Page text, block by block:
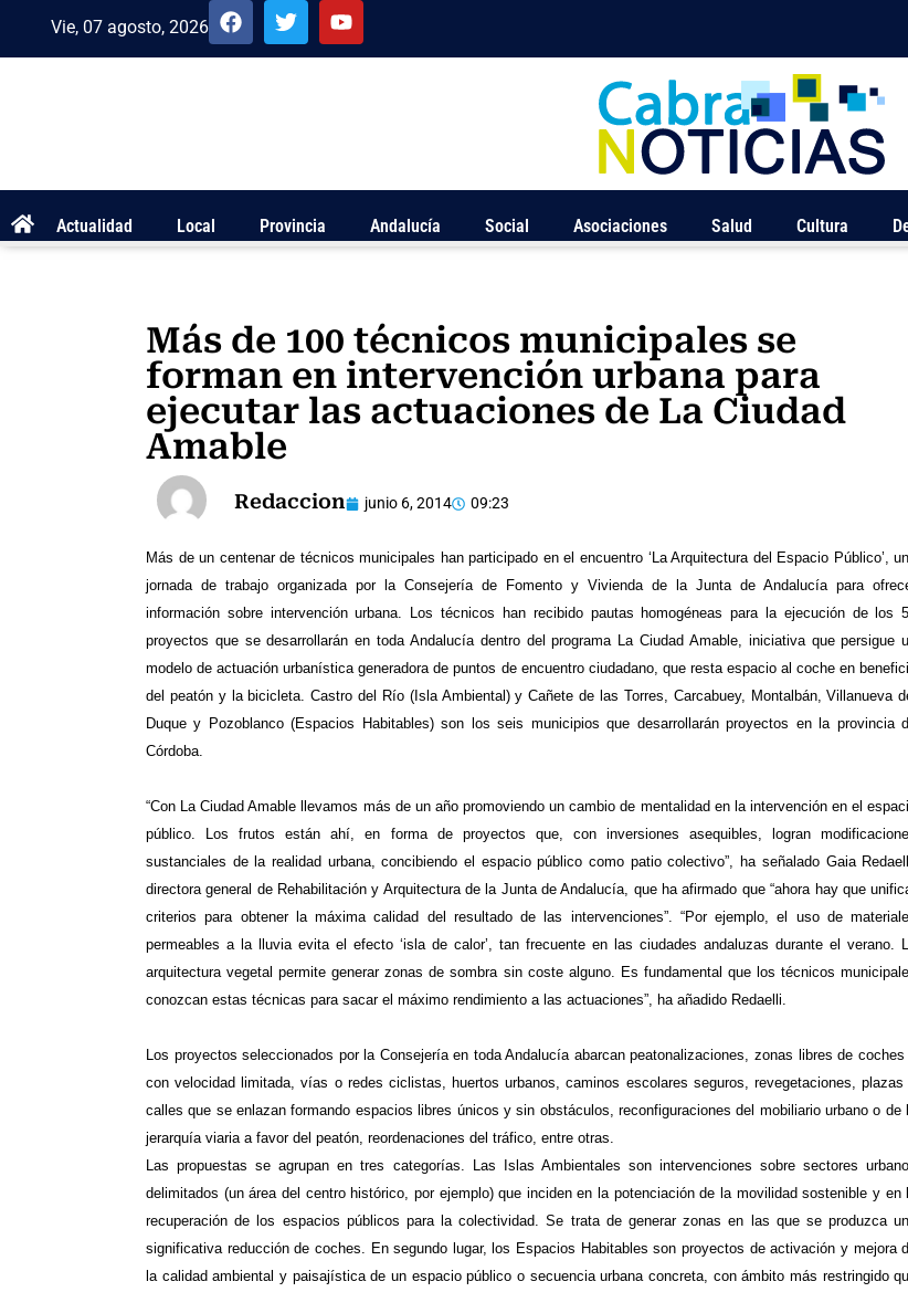
Vie, 07 agosto, 2026
Actualidad Local Provincia Andalucía Social Asociaciones Salud Cultura
Más de 100 técnicos municipales se
forman en intervención urbana para
ejecutar las actuaciones de La Ciudad
Amable
Redaccion junio 6, 2014 09:23
Más de un centenar de técnicos municipales han participado en el encuentro ‘La Arquitectura del Espacio Público’,
jornada de trabajo organizada por la Consejería de Fomento y Vivienda de la Junta de Andalucía para
información sobre intervención urbana. Los técnicos han recibido pautas homogéneas para la ejecución de los
proyectos que se desarrollarán en toda Andalucía dentro del programa La Ciudad Amable, iniciativa que persigue
modelo de actuación urbanística generadora de puntos de encuentro ciudadano, que resta espacio al coche en
del peatón y la bicicleta. Castro del Río (Isla Ambiental) y Cañete de las Torres, Carcabuey, Montalbán, Villanueva
Duque y Pozoblanco (Espacios Habitables) son los seis municipios que desarrollarán proyectos en la provincia
Córdoba.
“Con La Ciudad Amable llevamos más de un año promoviendo un cambio de mentalidad en la intervención en el
público. Los frutos están ahí, en forma de proyectos que, con inversiones asequibles, logran
sustanciales de la realidad urbana, concibiendo el espacio público como patio colectivo”, ha señalado Gaia
directora general de Rehabilitación y Arquitectura de la Junta de Andalucía, que ha afirmado que “ahora hay que
criterios para obtener la máxima calidad del resultado de las intervenciones”. “Por ejemplo, el uso de
permeables a la lluvia evita el efecto ‘isla de calor’, tan frecuente en las ciudades andaluzas durante el verano.
arquitectura vegetal permite generar zonas de sombra sin coste alguno. Es fundamental que los técnicos
conozcan estas técnicas para sacar el máximo rendimiento a las actuaciones”, ha añadido Redaelli.
Los proyectos seleccionados por la Consejería en toda Andalucía abarcan peatonalizaciones, zonas libres de coches
con velocidad limitada, vías o redes ciclistas, huertos urbanos, caminos escolares seguros, revegetaciones, plazas
calles que se enlazan formando espacios libres únicos y sin obstáculos, reconfiguraciones del mobiliario urbano o de
jerarquía viaria a favor del peatón, reordenaciones del tráfico, entre otras.
Las propuestas se agrupan en tres categorías. Las Islas Ambientales son intervenciones sobre sectores
delimitados (un área del centro histórico, por ejemplo) que inciden en la potenciación de la movilidad sostenible y en
recuperación de los espacios públicos para la colectividad. Se trata de generar zonas en las que se produzca
significativa reducción de coches. En segundo lugar, los Espacios Habitables son proyectos de activación y mejora
la calidad ambiental y paisajística de un espacio público o secuencia urbana concreta, con ámbito más restringido